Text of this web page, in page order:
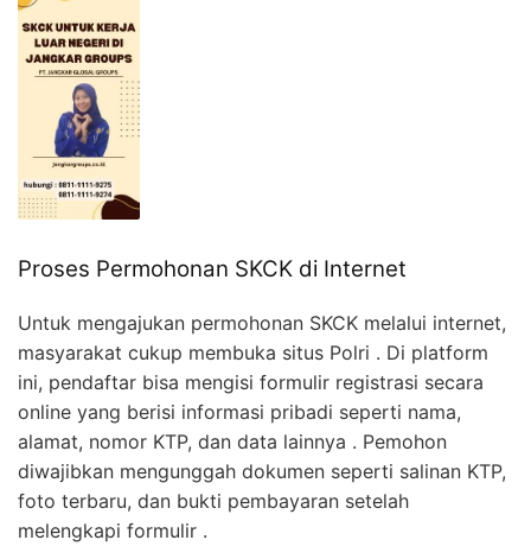
Proses Permohonan SKCK di Internet
Untuk mengajukan permohonan SKCK melalui internet,
masyarakat cukup membuka situs Polri . Di platform
ini, pendaftar bisa mengisi formulir registrasi secara
online yang berisi informasi pribadi seperti nama,
alamat, nomor KTP, dan data lainnya . Pemohon
diwajibkan mengunggah dokumen seperti salinan KTP,
foto terbaru, dan bukti pembayaran setelah
melengkapi formulir .